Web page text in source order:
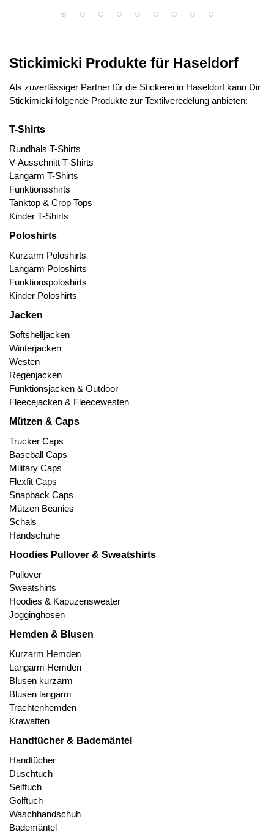
Stickimicki Produkte für Haseldorf
Als zuverlässiger Partner für die Stickerei in Haseldorf kann Dir
Stickimicki folgende Produkte zur Textilveredelung anbieten:
T-Shirts
Rundhals T-Shirts
V-Ausschnitt T-Shirts
Langarm T-Shirts
Funktionsshirts
Tanktop & Crop Tops
Kinder T-Shirts
Poloshirts
Kurzarm Poloshirts
Langarm Poloshirts
Funktionspoloshirts
Kinder Poloshirts
Jacken
Softshelljacken
Winterjacken
Westen
Regenjacken
Funktionsjacken & Outdoor
Fleecejacken & Fleecewesten
Mützen & Caps
Trucker Caps
Baseball Caps
Military Caps
Flexfit Caps
Snapback Caps
Mützen Beanies
Schals
Handschuhe
Hoodies Pullover & Sweatshirts
Pullover
Sweatshirts
Hoodies & Kapuzensweater
Jogginghosen
Hemden & Blusen
Kurzarm Hemden
Langarm Hemden
Blusen kurzarm
Blusen langarm
Trachtenhemden
Krawatten
Handtücher & Bademäntel
Handtücher
Duschtuch
Seiftuch
Golftuch
Waschhandschuh
Bademäntel